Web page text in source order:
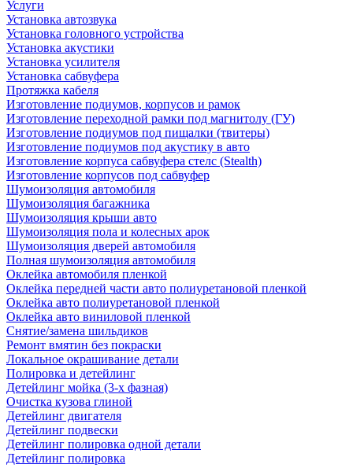
Услуги
Установка автозвука
Установка головного устройства
Установка акустики
Установка усилителя
Установка сабвуфера
Протяжка кабеля
Изготовление подиумов, корпусов и рамок
Изготовление переходной рамки под магнитолу (ГУ)
Изготовление подиумов под пищалки (твитеры)
Изготовление подиумов под акустику в авто
Изготовление корпуса сабвуфера стелс (Stealth)
Изготовление корпусов под сабвуфер
Шумоизоляция автомобиля
Шумоизоляция багажника
Шумоизоляция крыши авто
Шумоизоляция пола и колесных арок
Шумоизоляция дверей автомобиля
Полная шумоизоляция автомобиля
Оклейка автомобиля пленкой
Оклейка передней части авто полиуретановой пленкой
Оклейка авто полиуретановой пленкой
Оклейка авто виниловой пленкой
Снятие/замена шильдиков
Ремонт вмятин без покраски
Локальное окрашивание детали
Полировка и детейлинг
Детейлинг мойка (3-х фазная)
Очистка кузова глиной
Детейлинг двигателя
Детейлинг подвески
Детейлинг полировка одной детали
Детейлинг полировка